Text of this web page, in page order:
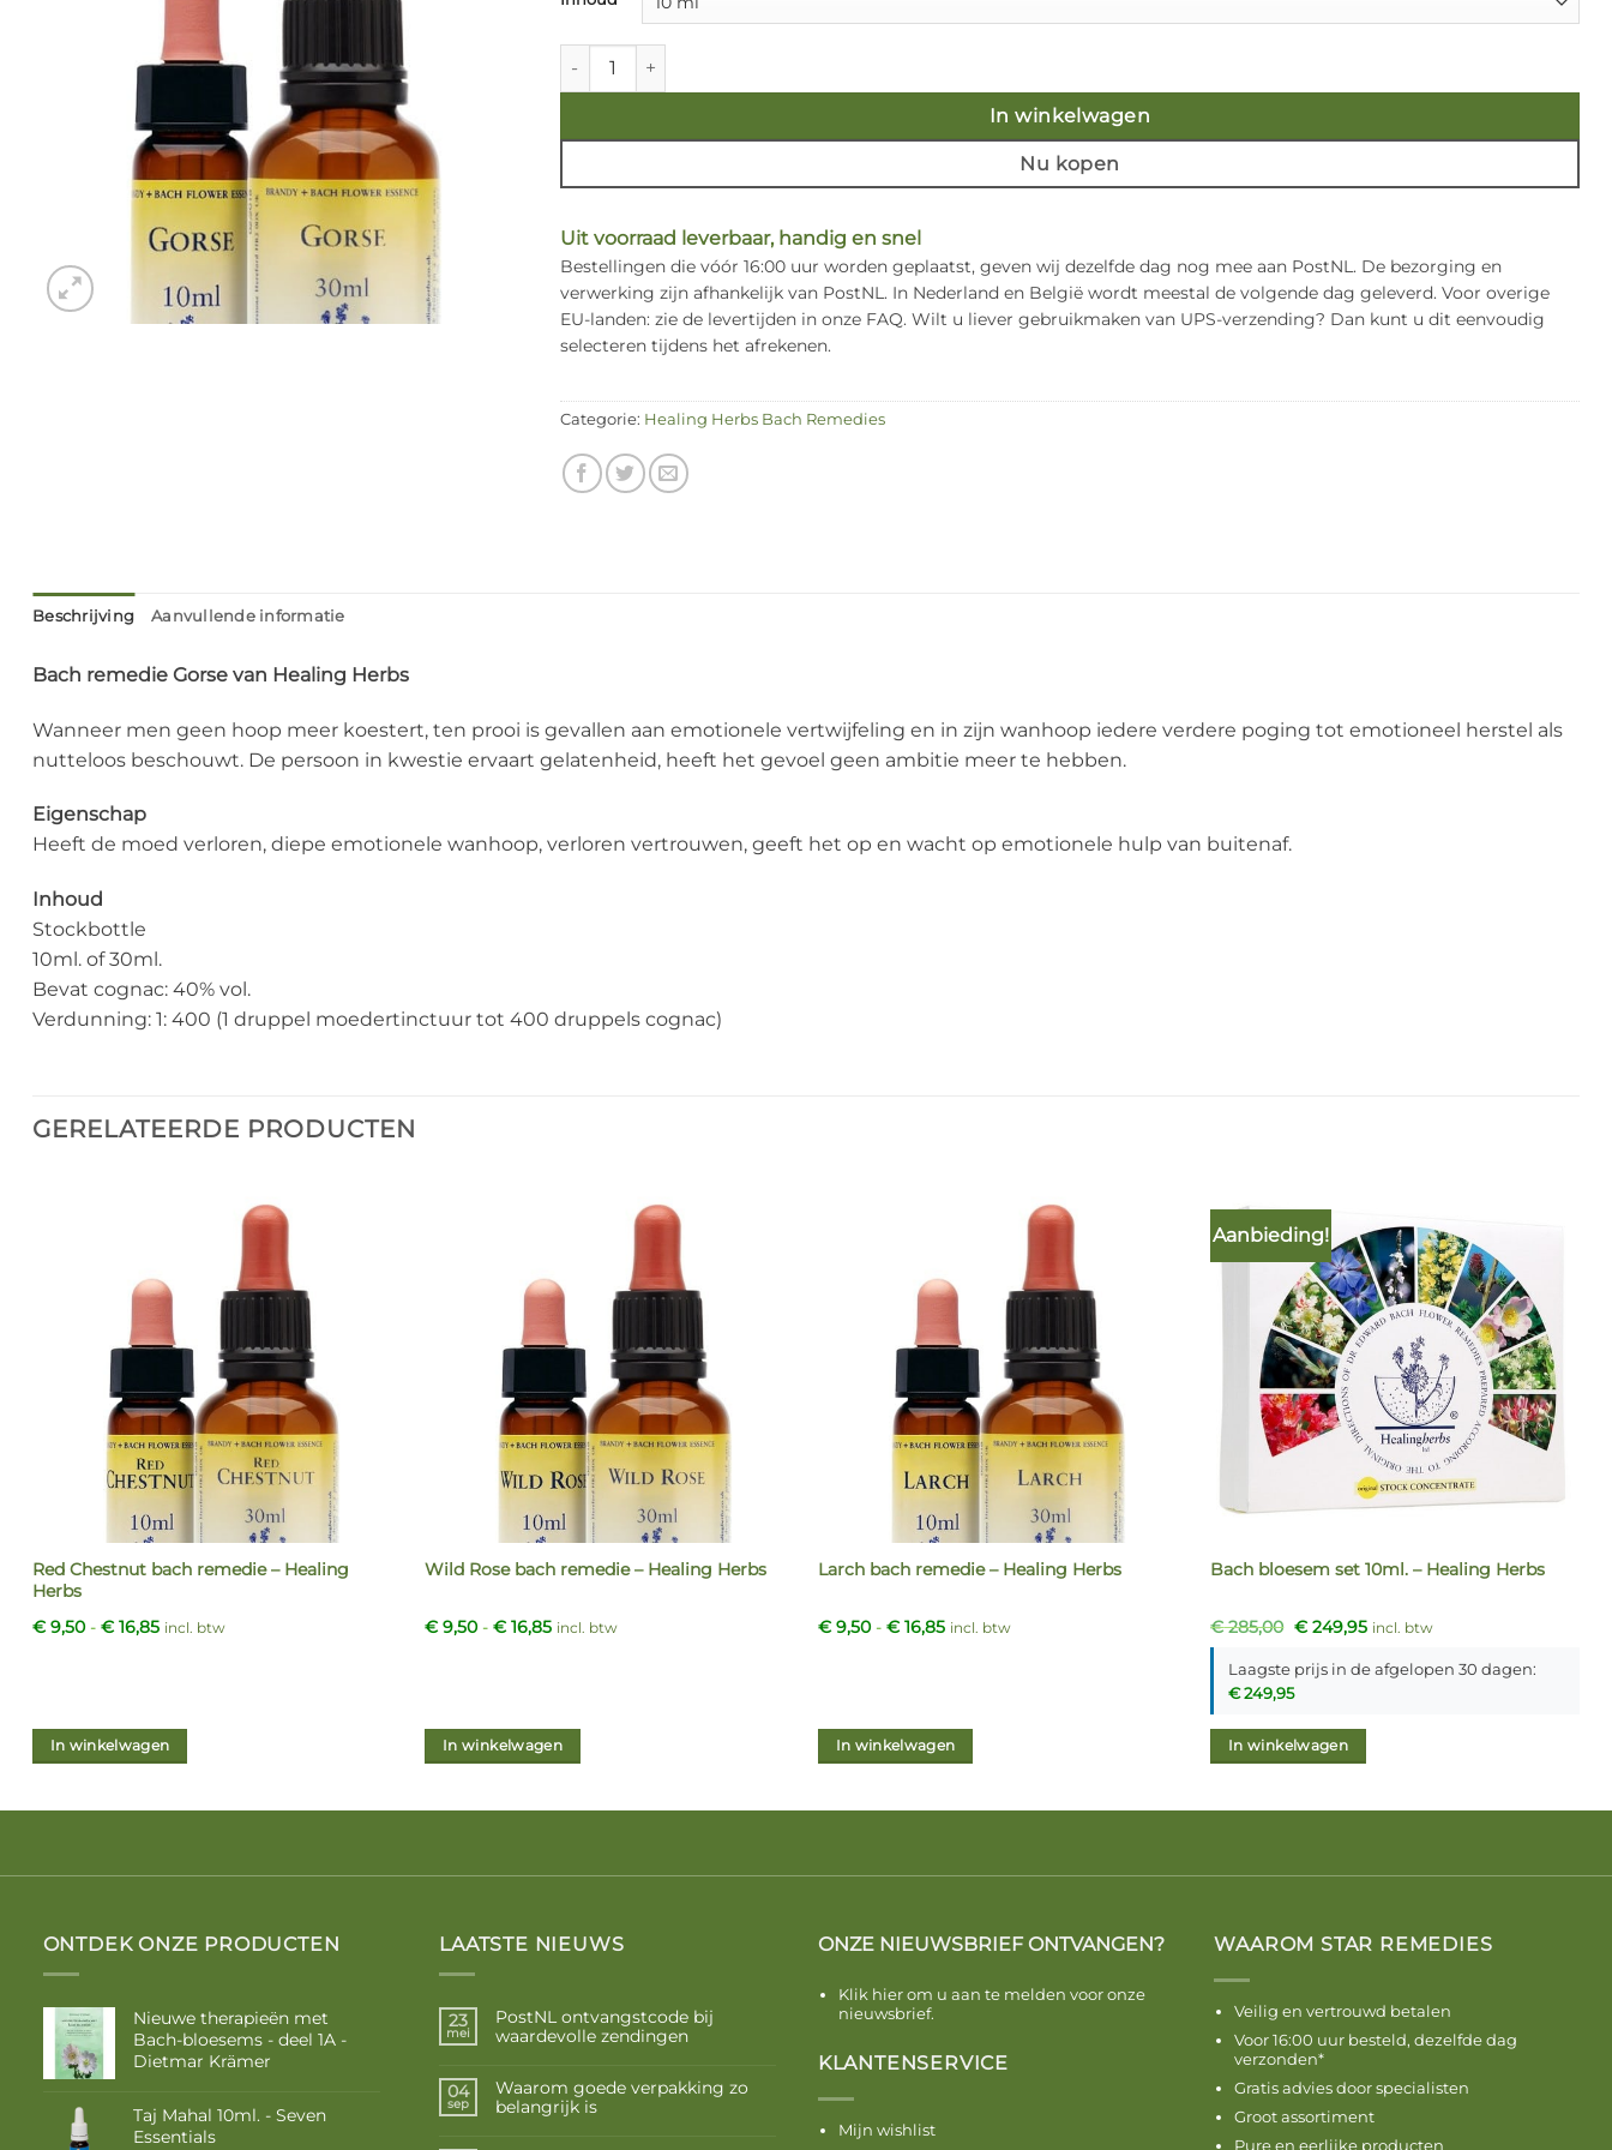
€ 16,85
Gorse bach remedie - Healing Herbs aantal
In winkelwagen
Nu kopen
Uit voorraad leverbaar, handig en snel
Bestellingen die vóór 16:00 uur worden geplaatst, geven wij dezelfde dag nog mee aan PostNL. De bezorging en
verwerking zijn afhankelijk van PostNL. In Nederland en België wordt meestal de volgende dag geleverd. Voor overige
EU-landen: zie de levertijden in onze FAQ. Wilt u liever gebruikmaken van UPS-verzending? Dan kunt u dit eenvoudig
selecteren tijdens het afrekenen.
Categorie: Healing Herbs Bach Remedies
Beschrijving Aanvullende informatie
Bach remedie Gorse van Healing Herbs
Wanneer men geen hoop meer koestert, ten prooi is gevallen aan emotionele vertwijfeling en in zijn wanhoop iedere verdere poging tot emotioneel herstel als
nutteloos beschouwt. De persoon in kwestie ervaart gelatenheid, heeft het gevoel geen ambitie meer te hebben.
Eigenschap
Heeft de moed verloren, diepe emotionele wanhoop, verloren vertrouwen, geeft het op en wacht op emotionele hulp van buitenaf.
Inhoud
Stockbottle
10ml. of 30ml.
Bevat cognac: 40% vol.
Verdunning: 1: 400 (1 druppel moedertinctuur tot 400 druppels cognac)
GERELATEERDE PRODUCTEN
Red Chestnut bach remedie – Healing
Herbs
€9,50 - €16,85Prijsklasse:
incl. btw
In winkelwagen
optie
kan
worden
de
productpagina
Wild Rose bach remedie – Healing Herbs
€9,50 - €16,85Prijsklasse:
incl. btw
In winkelwagen
optie
kan
worden
op
de
productpagina
Larch bach remedie – Healing Herbs
€9,50 - €16,85Prijsklasse:
incl. btw
In winkelwagen
optie
gekozen
worden
op
productpagina
Aanbieding!
Bach bloesem set 10ml. – Healing Herbs
€285,00 Oorspronkelijke
was:
€ 285,00.
€249,95Huidige
€ 249,95.
incl. btw
Laagste prijs in de afgelopen 30 dagen:
€249,95
In winkelwagen
ONTDEK ONZE PRODUCTEN
Nieuwe therapieën met
Bach-bloesems - deel 1A -
Dietmar Krämer
Taj Mahal 10ml. - Seven
Essentials
LAATSTE NIEUWS
23
mei
PostNL ontvangstcode bij
waardevolle zendingen
04
sep
Waarom goede verpakking zo
belangrijk is
ONZE NIEUWSBRIEF ONTVANGEN?
Klik hier om u aan te melden voor onze
nieuwsbrief.
KLANTENSERVICE
Mijn wishlist
WAAROM STAR REMEDIES
Veilig en vertrouwd betalen
Voor 16:00 uur besteld, dezelfde dag
verzonden*
Gratis advies door specialisten
Groot assortiment
Pure en eerlijke producten